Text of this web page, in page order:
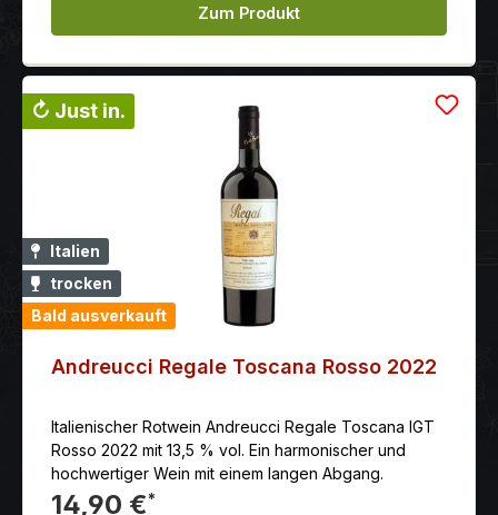
vorher öffnen: 1 Std. Herstellung: Premazeration bei 12
Grad für 20 Stunden, danach erfolgt die Gärung im
Monate in Barriques von 225 l und Tonneaux von 500
l ausgebaut und mindestens 6 Monate auf der
Flasche. Auszeichnung: Wine Enthusiast: 89 Punkte
(Jg. 08) Gambero Rosso: 2 Gläser (Jg. 07)
Zum Produkt
↻ Just in.
Italien
trocken
Bald ausverkauft
Andreucci Regale Toscana Rosso 2022
Italienischer Rotwein Andreucci Regale Toscana IGT
Rosso 2022 mit 13,5 % vol. Ein harmonischer und
hochwertiger Wein mit einem langen Abgang.
14,90 €*